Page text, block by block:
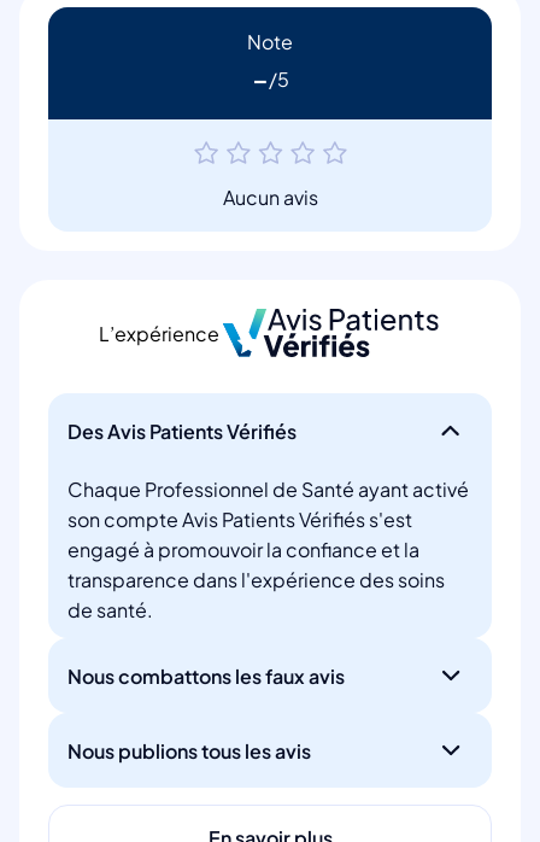
Note
-
Aucun avis
L’expérience
Des Avis Patients Vérifiés
Chaque Professionnel de Santé ayant activé
son compte Avis Patients Vérifiés s'est
engagé à promouvoir la confiance et la
transparence dans l'expérience des soins
de santé.
Nous combattons les faux avis
Nous publions tous les avis